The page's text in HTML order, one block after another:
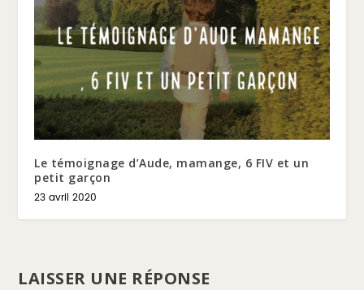
Le témoignage d’Aude, mamange, 6 FIV et un
petit garçon
23 avril 2020
LAISSER UNE RÉPONSE